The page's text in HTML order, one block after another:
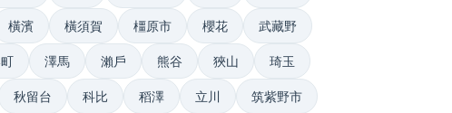
橫濱 橫須賀 橿原市 櫻花 武藏野
澤馬 瀨戶 熊谷 狹山 琦玉
秋留台 科比 稻澤 立川 筑紫野市